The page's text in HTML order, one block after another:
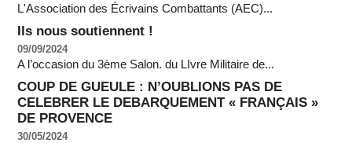
L'Association des Écrivains Combattants (AEC)...
Ils nous soutiennent !
09/09/2024
A l’occasion du 3ème Salon. du LIvre Militaire de...
COUP DE GUEULE : N’OUBLIONS PAS DE
CELEBRER LE DEBARQUEMENT « FRANÇAIS »
DE PROVENCE
30/05/2024